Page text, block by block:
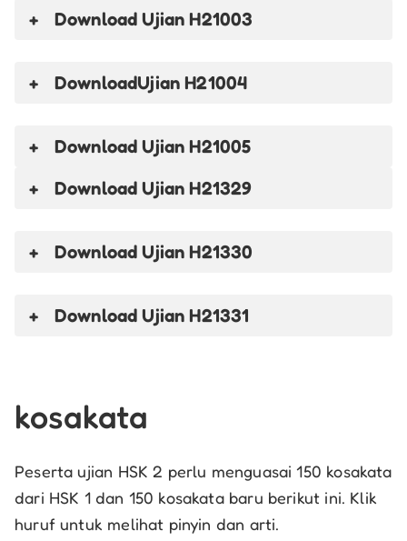
Download Ujian H21003
DownloadUjian H21004
Download Ujian H21005
Download Ujian H21329
Download Ujian H21330
Download Ujian H21331
kosakata
Peserta ujian HSK 2 perlu menguasai 150 kosakata
dari HSK 1 dan 150 kosakata baru berikut ini. Klik
huruf untuk melihat pinyin dan arti.